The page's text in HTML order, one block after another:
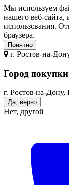
Мы используем
нашего веб-сайта,
использования.
браузера.
Понятно
г. Ростов-на-
Город покупки
г. Ростов-на-Дону,
Да, верно
Нет, другой